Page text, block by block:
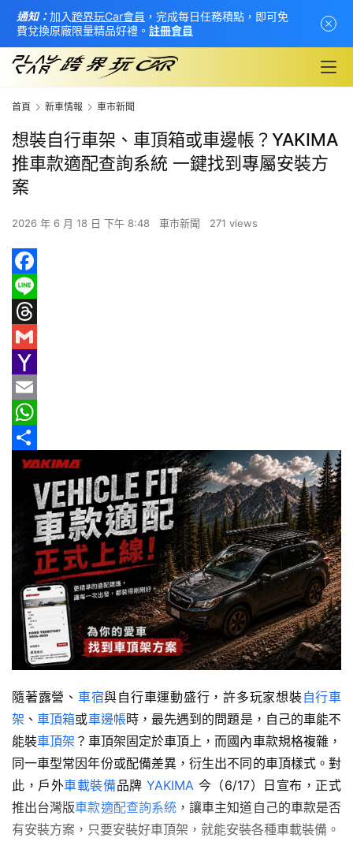
首
頁
新
車
情
報
間
實
測
汽
車
／
機
車
試
駕
影
音
台
灣
首頁 新車情報 車市新聞
想裝自行車架、車頂箱或車邊帳？YAKIMA
推車款適配查詢系統 一鍵找到專屬安裝方
案
2026 年 6 月 18 日 下午 8:48 車市新聞 271 views
F
a
c
b
o
o
L
e
T
r
e
a
G
m
a
Y
a
h
a
E
m
W
s
A
分
隨著露營、 車宿與自行車運動盛行，許多玩家想裝自行車
架 、車頂箱或車邊帳時，最先遇到的問題是，自己的車能不
能裝車頂架 ？車頂架固定於車頂上，而國內車款規格複雜，
同一車型常因年份或配備差異，衍生出不同的車頂樣式。對
此，戶外車載裝備品牌 YAKIMA 今（6/17）日宣布，正式
推出台灣版車款適配查詢系統 ，讓車主知道自己的車款是否
有安裝方案，只要安裝好車頂架，就能安裝各種車載裝備。
通知：加入 跨界玩Car會員 ，完成每日任務積點，即可免
費兌換原廠限量精品好禮。 註冊會員